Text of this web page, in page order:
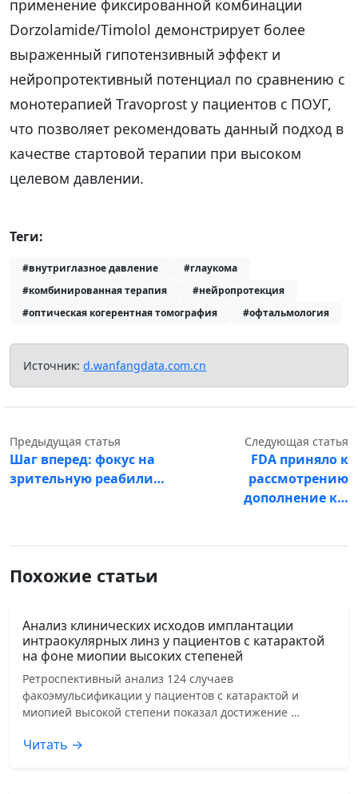
применение фиксированной комбинации
Dorzolamide/Timolol демонстрирует более
выраженный гипотензивный эффект и
нейропротективный потенциал по сравнению с
монотерапией Travoprost у пациентов с ПОУГ,
что позволяет рекомендовать данный подход в
качестве стартовой терапии при высоком
целевом давлении.
Теги:
#внутриглазное давление
#глаукома
#комбинированная терапия
#нейропротекция
#оптическая когерентная томография
#офтальмология
Источник: d.wanfangdata.com.cn
Предыдущая статья
Шаг вперед: фокус на
зрительную реабили…
Следующая статья
FDA приняло к
рассмотрению
дополнение к…
Похожие статьи
Анализ клинических исходов имплантации
интраокулярных линз у пациентов с катарактой
на фоне миопии высоких степеней
Ретроспективный анализ 124 случаев
факоэмульсификации у пациентов с катарактой и
миопией высокой степени показал достижение …
Читать →